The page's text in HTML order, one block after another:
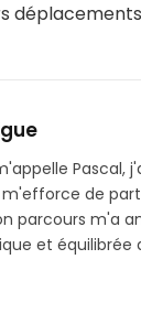
Pascal,
m'efforce de
parcours m'a
et équilibrée